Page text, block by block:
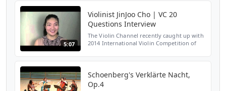
5:07
Violinist JinJoo Cho | VC 20
Questions Interview
The Violin Channel recently caught up with
2014 International Violin Competition of
Schoenberg's Verklärte Nacht,
Op.4